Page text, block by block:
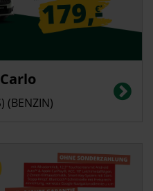
5,4; CO2-Emissionen
(BENZIN)